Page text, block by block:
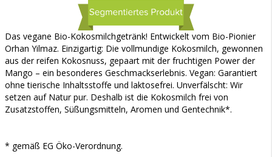
Das vegane Bio-Kokosmilchgetränk! Entwickelt vom Bio-Pionier
Orhan Yilmaz. Einzigartig: Die vollmundige Kokosmilch, gewonnen
aus der reifen Kokosnuss, gepaart mit der fruchtigen Power der
Mango – ein besonderes Geschmackserlebnis. Vegan: Garantiert
ohne tierische Inhaltsstoffe und laktosefrei. Unverfälscht: Wir
setzen auf Natur pur. Deshalb ist die Kokosmilch frei von
Zusatzstoffen, Süßungsmitteln, Aromen und Gentechnik*.
* gemäß EG Öko-Verordnung.